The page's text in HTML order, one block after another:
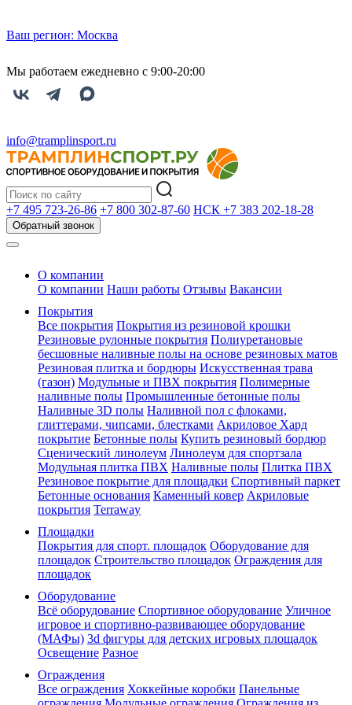
Ваш регион: Москва
Мы работаем ежедневно с 9:00-20:00
info@tramplinsport.ru
+7 495 723-26-86 +7 800 302-87-60 НСК +7 383 202-18-28
Обратный звонок
О компании
О компании Наши работы Отзывы Вакансии
Покрытия
Все покрытия Покрытия из резиновой крошки
Резиновые рулонные покрытия Полиуретановые
бесшовные наливные полы на основе резиновых матов
Резиновая плитка и бордюры Искусственная трава
(газон) Модульные и ПВХ покрытия Полимерные
наливные полы Промышленные бетонные полы
Наливные 3D полы Наливной пол с флоками,
глиттерами, чипсами, блестками Акриловое Хард
покрытие Бетонные полы Купить резиновый бордюр
Сценический линолеум Линолеум для спортзала
Модульная плитка ПВХ Наливные полы Плитка ПВХ
Резиновое покрытие для площадки Спортивный паркет
Бетонные основания Каменный ковер Акриловые
покрытия Terraway
Площадки
Покрытия для спорт. площадок Оборудование для
площадок Строительство площадок Ограждения для
площадок
Оборудование
Всё оборудование Спортивное оборудование Уличное
игровое и спортивно-развивающее оборудование
(МАФы) 3d фигуры для детских игровых площадок
Освещение Разное
Ограждения
Все ограждения Хоккейные коробки Панельные